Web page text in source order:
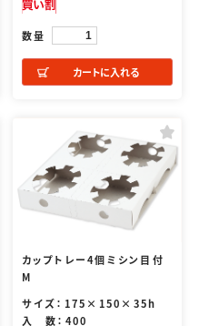
数量
カートに入れる
カップトレー4個ミシン目付
M
サイズ：175×150×35h
入 数：400